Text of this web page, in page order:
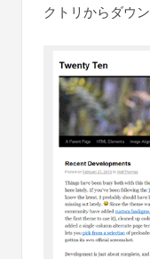
クトリからダウ